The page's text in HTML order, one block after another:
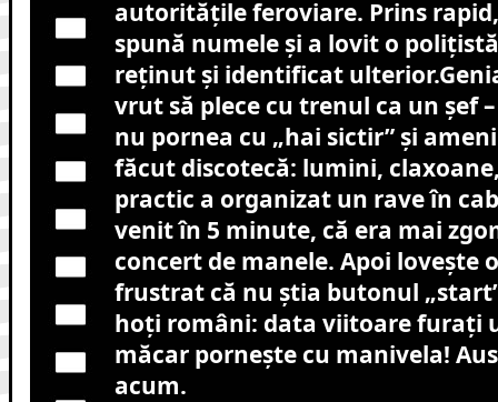
autoritățile feroviare. Prins
spună numele și a lovit o
reținut și identificat
vrut să plece cu trenul ca un șef
nu pornea cu „hai sictir” și
făcut discotecă: lumini,
practic a organizat un rave în
venit în 5 minute, că era mai
concert de manele. Apoi lovește
frustrat că nu știa butonul
hoți români: data viitoare furați
măcar pornește cu manivela!
acum.